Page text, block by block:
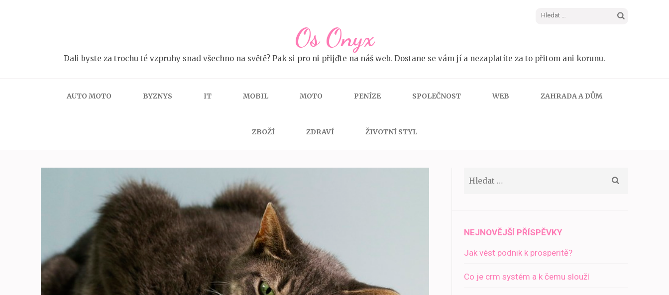
Vyhledávání
Os Onyx
Dali byste za trochu té vzpruhy snad všechno na světě? Pak si pro ni přijďte na náš web. Dostane se vám jí a nezaplatíte za to přitom ani korunu.
AUTO MOTO BYZNYS IT MOBIL MOTO PENÍZE SPOLEČNOST WEB ZAHRADA A DŮM
ZBOŽÍ ZDRAVÍ ŽIVOTNÍ STYL
NEJNOVĚJŠÍ PŘÍSPĚVKY
Jak vést podnik k prosperitě?
Co je crm systém a k čemu slouží